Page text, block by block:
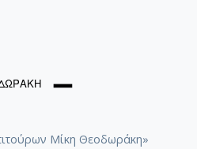
Μίκη Θεοδωράκη»